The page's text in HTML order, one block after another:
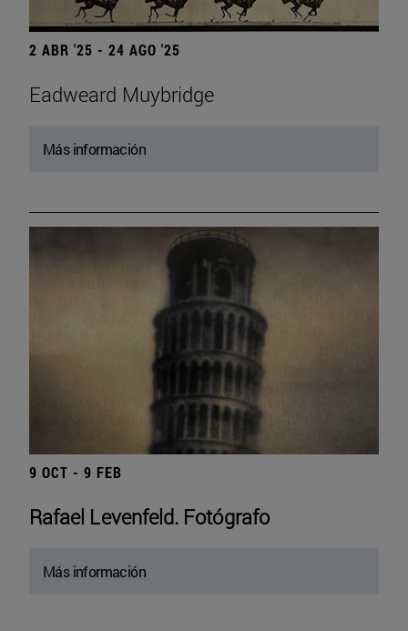
2 ABR '25 - 24 AGO '25
Eadweard Muybridge
Más información
9 OCT - 9 FEB
Rafael Levenfeld. Fotógrafo
Más información